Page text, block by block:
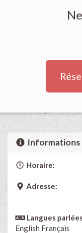
Informations
Horaire:
Adresse:
Langues
English Français